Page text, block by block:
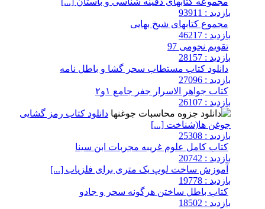
بازدید : 93911
مجموع کتابهای شیخ بهایی
بازدید : 46217
تقویم نجومی 97
بازدید : 28157
دانلود کتاب مستطاب سحر گشا و باطل نامه
بازدید : 27096
کتاب جواهر الاسرار جفر جامع ۱و۲
بازدید : 26107
دانلود کتاب رمز گشایی
جوغن ها(شناخت [...]
بازدید : 25308
کتاب کامل علوم غریبه مجربات ابن سینا
بازدید : 20742
آموزش ساخت لوپ یک متری برای فلزیاب [...]
بازدید : 19778
کتاب باطل ساختن هرگونه سحر و جادو
بازدید : 18502